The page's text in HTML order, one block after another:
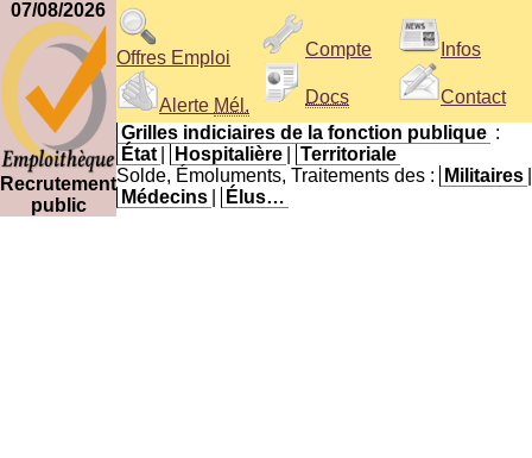
07/08/2026
Recrutement
public
Offres Emploi
Alerte Mél.
Compte
Docs
Infos
Contact
Grilles indiciaires de la fonction publique :
État
Hospitalière
Territoriale
Solde, Émoluments, Traitements des :
Militaires
Médecins
Élus…